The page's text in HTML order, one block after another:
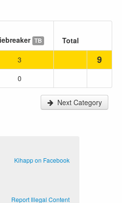
TB
Total
3 9
0
Next Category
Kihapp on Facebook
Report Illegal Content